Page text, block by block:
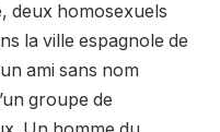
deux homosexuels
la ville espagnole de
ami sans nom
groupe de